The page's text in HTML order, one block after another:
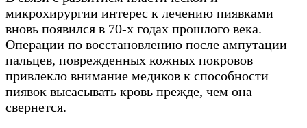
микрохирургии интерес к лечению пиявками
вновь появился в 70-х годах прошлого века.
Операции по восстановлению после ампутации
пальцев, поврежденных кожных покровов
привлекло внимание медиков к способности
пиявок высасывать кровь прежде, чем она
свернется.